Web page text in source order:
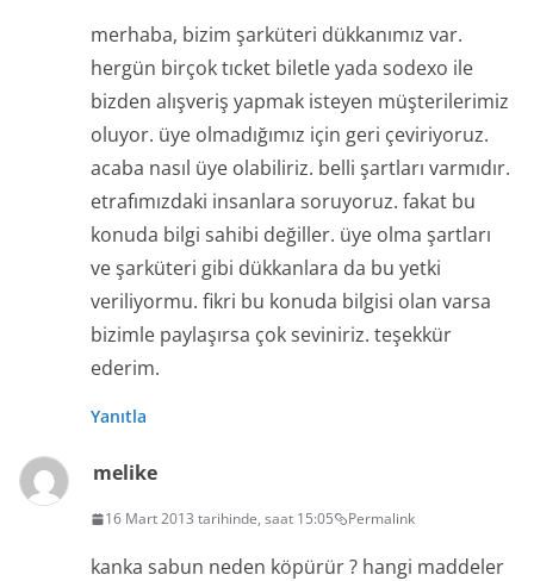
merhaba, bizim şarküteri dükkanımız var.
hergün birçok tıcket biletle yada sodexo ile
bizden alışveriş yapmak isteyen müşterilerimiz
oluyor. üye olmadığımız için geri çeviriyoruz.
acaba nasıl üye olabiliriz. belli şartları varmıdır.
etrafımızdaki insanlara soruyoruz. fakat bu
konuda bilgi sahibi değiller. üye olma şartları
ve şarküteri gibi dükkanlara da bu yetki
veriliyormu. fikri bu konuda bilgisi olan varsa
bizimle paylaşırsa çok seviniriz. teşekkür
ederim.
Yanıtla
melike
16 Mart 2013 tarihinde, saat 15:05 Permalink
kanka sabun neden köpürür ? hangi maddeler